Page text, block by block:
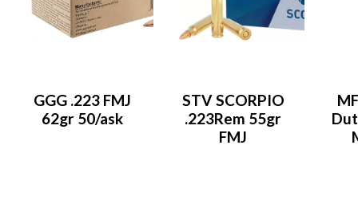
GGG .223 FMJ
62gr 50/ask
STV SCORPIO
.223Rem 55gr
FMJ